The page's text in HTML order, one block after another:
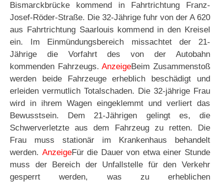
Bismarckbrücke kommend in Fahrtrichtung Franz-
Josef-Röder-Straße. Die 32-Jährige fuhr von der A 620
aus Fahrtrichtung Saarlouis kommend in den Kreisel
ein. Im Einmündungsbereich missachtet der 21-
Jährige die Vorfahrt des von der Autobahn
kommenden Fahrzeugs.AnzeigeBeim Zusammenstoß
werden beide Fahrzeuge erheblich beschädigt und
erleiden vermutlich Totalschaden. Die 32-jährige Frau
wird in ihrem Wagen eingeklemmt und verliert das
Bewusstsein. Dem 21-Jährigen gelingt es, die
Schwerverletzte aus dem Fahrzeug zu retten. Die
Frau muss stationär im Krankenhaus behandelt
werden. AnzeigeFür die Dauer von etwa einer Stunde
muss der Bereich der Unfallstelle für den Verkehr
gesperrt werden, was zu erheblichen